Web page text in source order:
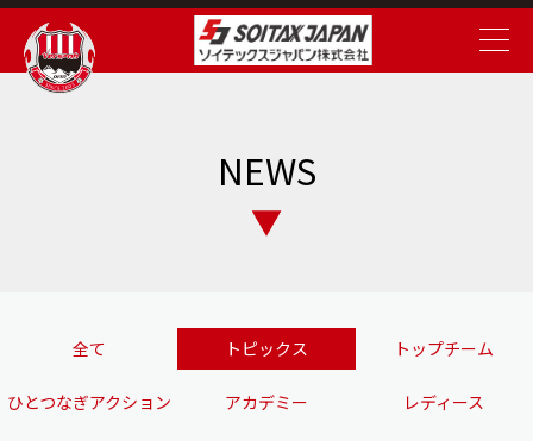
NEWS
全て トピックス トップチーム
ひとつなぎアクション アカデミー レディース